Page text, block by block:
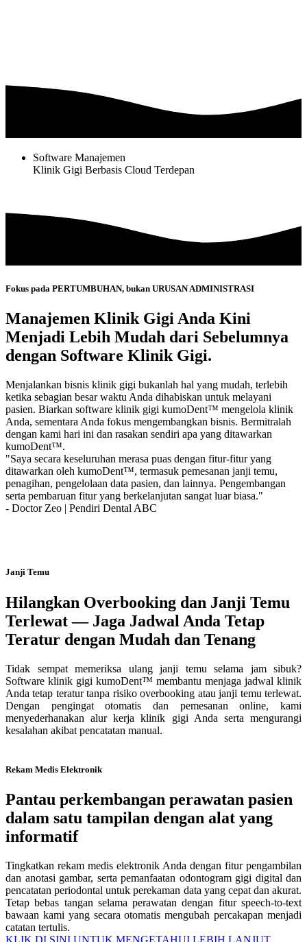
Software Manajemen
Klinik Gigi Berbasis Cloud Terdepan
Fokus pada PERTUMBUHAN, bukan URUSAN ADMINISTRASI
Manajemen Klinik Gigi Anda Kini
Menjadi Lebih Mudah dari Sebelumnya
dengan Software Klinik Gigi.
Menjalankan bisnis klinik gigi bukanlah hal yang mudah, terlebih
ketika sebagian besar waktu Anda dihabiskan untuk melayani
pasien. Biarkan software klinik gigi kumoDent™ mengelola klinik
Anda, sementara Anda fokus mengembangkan bisnis. Bermitralah
dengan kami hari ini dan rasakan sendiri apa yang ditawarkan
kumoDent™.
"Saya secara keseluruhan merasa puas dengan fitur-fitur yang
ditawarkan oleh kumoDent™, termasuk pemesanan janji temu,
penagihan, pengelolaan data pasien, dan lainnya. Pengembangan
serta pembaruan fitur yang berkelanjutan sangat luar biasa."
- Doctor Zeo | Pendiri Dental ABC
Janji Temu
Hilangkan Overbooking dan Janji Temu
Terlewat — Jaga Jadwal Anda Tetap
Teratur dengan Mudah dan Tenang
Tidak sempat memeriksa ulang janji temu selama jam sibuk?
Software klinik gigi kumoDent™ membantu menjaga jadwal klinik
Anda tetap teratur tanpa risiko overbooking atau janji temu terlewat.
Dengan pengingat otomatis dan pemesanan online, kami
menyederhanakan alur kerja klinik gigi Anda serta mengurangi
kesalahan akibat pencatatan manual.
Rekam Medis Elektronik
Pantau perkembangan perawatan pasien
dalam satu tampilan dengan alat yang
informatif
Tingkatkan rekam medis elektronik Anda dengan fitur pengambilan
dan anotasi gambar, serta pemanfaatan odontogram gigi digital dan
pencatatan periodontal untuk perekaman data yang cepat dan akurat.
Tetap bebas tangan selama perawatan dengan fitur speech-to-text
bawaan kami yang secara otomatis mengubah percakapan menjadi
catatan tertulis.
KLIK DI SINI UNTUK MENGETAHUI LEBIH LANJUT